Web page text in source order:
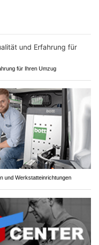
für Ihren Umzug
und Werkstatteinrichtungen